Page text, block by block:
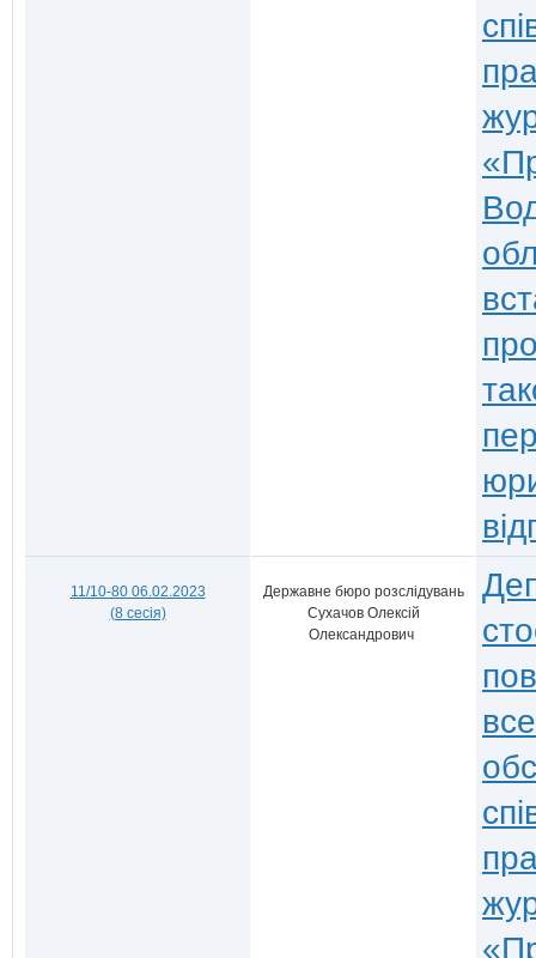
11/10-80 06.02.2023
(8 сесія)
Державне бюро розслідувань
Сухачов Олексій
Олександрович